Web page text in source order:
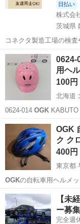
日払い
株式会
茨城県
コネクタ製造工場の検
日128日★クリーンルー
★就業先食堂利用可！日払
工場のお仕事 ◇コネク
茨城 常陸大宮市
0624-
用ヘ
100円
北海道
0624-014 OGKKABUTO
北海道 北見市 そ
OGK
ク ク
400円
東京都
OGKの自転車用ヘルメ
東京 新宿区 早
【未
ー募集
完全週